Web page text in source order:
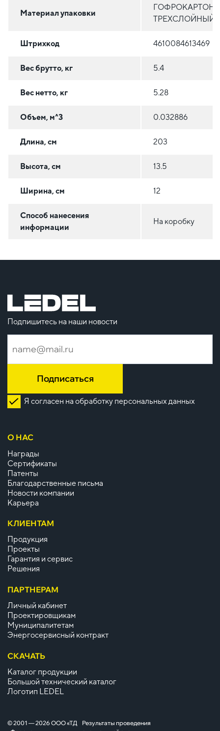
Материал упаковки
ГОФРОКАРТОН
ТРЕХСЛОЙНЫЙ
Штрихкод 4610084613469
Вес брутто, кг 5.4
Вес нетто, кг 5.28
Объем, м^3 0.032886
Длина, см 203
Высота, см 13.5
Ширина, см 12
Способ нанесения
информации
На коробку
Подпишитесь на наши новости
Подписаться
Я согласен на обработку персональных данных
О НАС
Награды
Сертификаты
Патенты
Благодарственные письма
Новости компании
Карьера
КЛИЕНТАМ
Продукция
Проекты
Гарантия и сервис
Решения
ПАРТНЕРАМ
Личный кабинет
Проектировщикам
Муниципалитетам
Энергосервисный контракт
СКАЧАТЬ
Каталог продукции
Большой технический каталог
Логотип LEDEL
© 2001 — 2026 ООО «ТД
Результаты проведения